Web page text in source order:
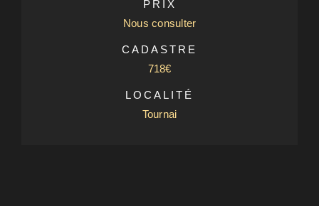
PRIX
Nous consulter
CADASTRE
718€
LOCALITÉ
Tournai